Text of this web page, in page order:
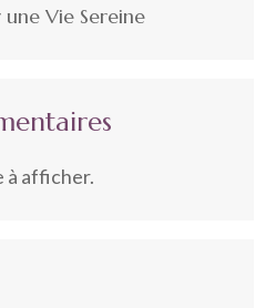
Vie Sereine
à afficher.